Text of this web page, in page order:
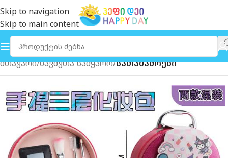
Skip to navigation
Skip to main content
მთავარი ბავშვთა სამყარო სათამაშოები